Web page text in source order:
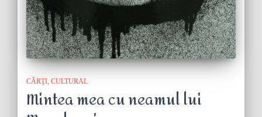
CĂRŢI CULTURAL
Mintea mea cu neamul lui